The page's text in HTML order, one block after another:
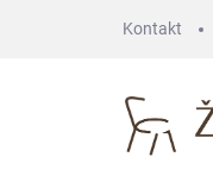
Kontakt